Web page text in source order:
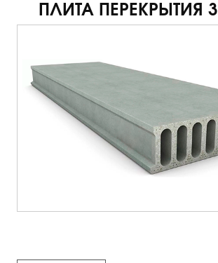
ПЛИТА ПЕРЕКРЫТИЯ